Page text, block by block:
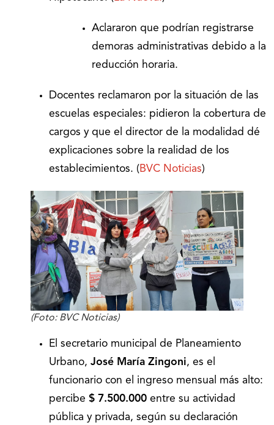
Aclararon que podrían registrarse
demoras administrativas debido a la
reducción horaria.
Docentes reclamaron por la situación de las
escuelas especiales: pidieron la cobertura de
cargos y que el director de la modalidad dé
explicaciones sobre la realidad de los
establecimientos. ( BVC Noticias)
(Foto: BVC Noticias)
El secretario municipal de Planeamiento
Urbano, José María Zingoni, es el
funcionario con el ingreso mensual más alto:
percibe $ 7.500.000 entre su actividad
pública y privada, según su declaración